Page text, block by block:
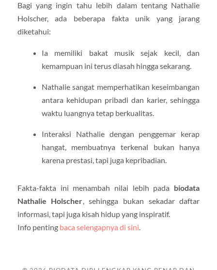
Bagi yang ingin tahu lebih dalam tentang Nathalie
Holscher, ada beberapa fakta unik yang jarang
diketahui:
Ia memiliki bakat musik sejak kecil, dan
kemampuan ini terus diasah hingga sekarang.
Nathalie sangat memperhatikan keseimbangan
antara kehidupan pribadi dan karier, sehingga
waktu luangnya tetap berkualitas.
Interaksi Nathalie dengan penggemar kerap
hangat, membuatnya terkenal bukan hanya
karena prestasi, tapi juga kepribadian.
Fakta-fakta ini menambah nilai lebih pada biodata
Nathalie Holscher, sehingga bukan sekadar daftar
informasi, tapi juga kisah hidup yang inspiratif.
Info penting baca selengapnya di sini.